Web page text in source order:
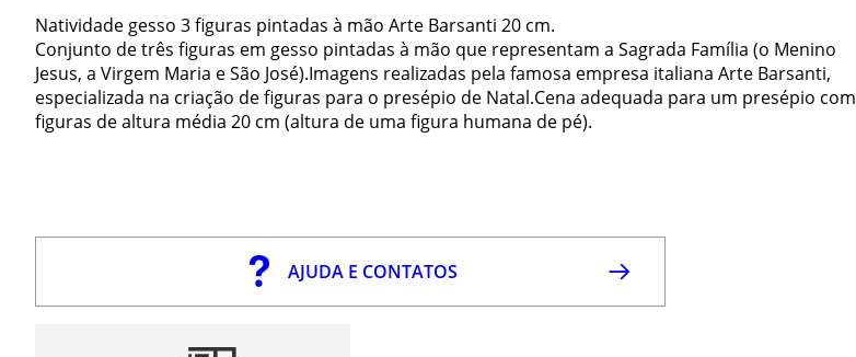
Natividade gesso 3 figuras pintadas à mão Arte Barsanti 20 cm.
Conjunto de três figuras em gesso pintadas à mão que representam a Sagrada Família (o Menino
Jesus, a Virgem Maria e São José).Imagens realizadas pela famosa empresa italiana Arte Barsanti,
especializada na criação de figuras para o presépio de Natal.Cena adequada para um presépio com
figuras de altura média 20 cm (altura de uma figura humana de pé).
AJUDA E CONTATOS